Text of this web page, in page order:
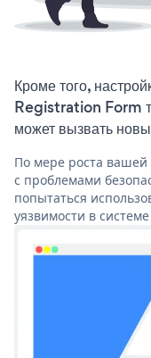
Кроме того,
Registration Form
может вызвать
По мере роста вашей
с проблемами
попытаться
уязвимости в